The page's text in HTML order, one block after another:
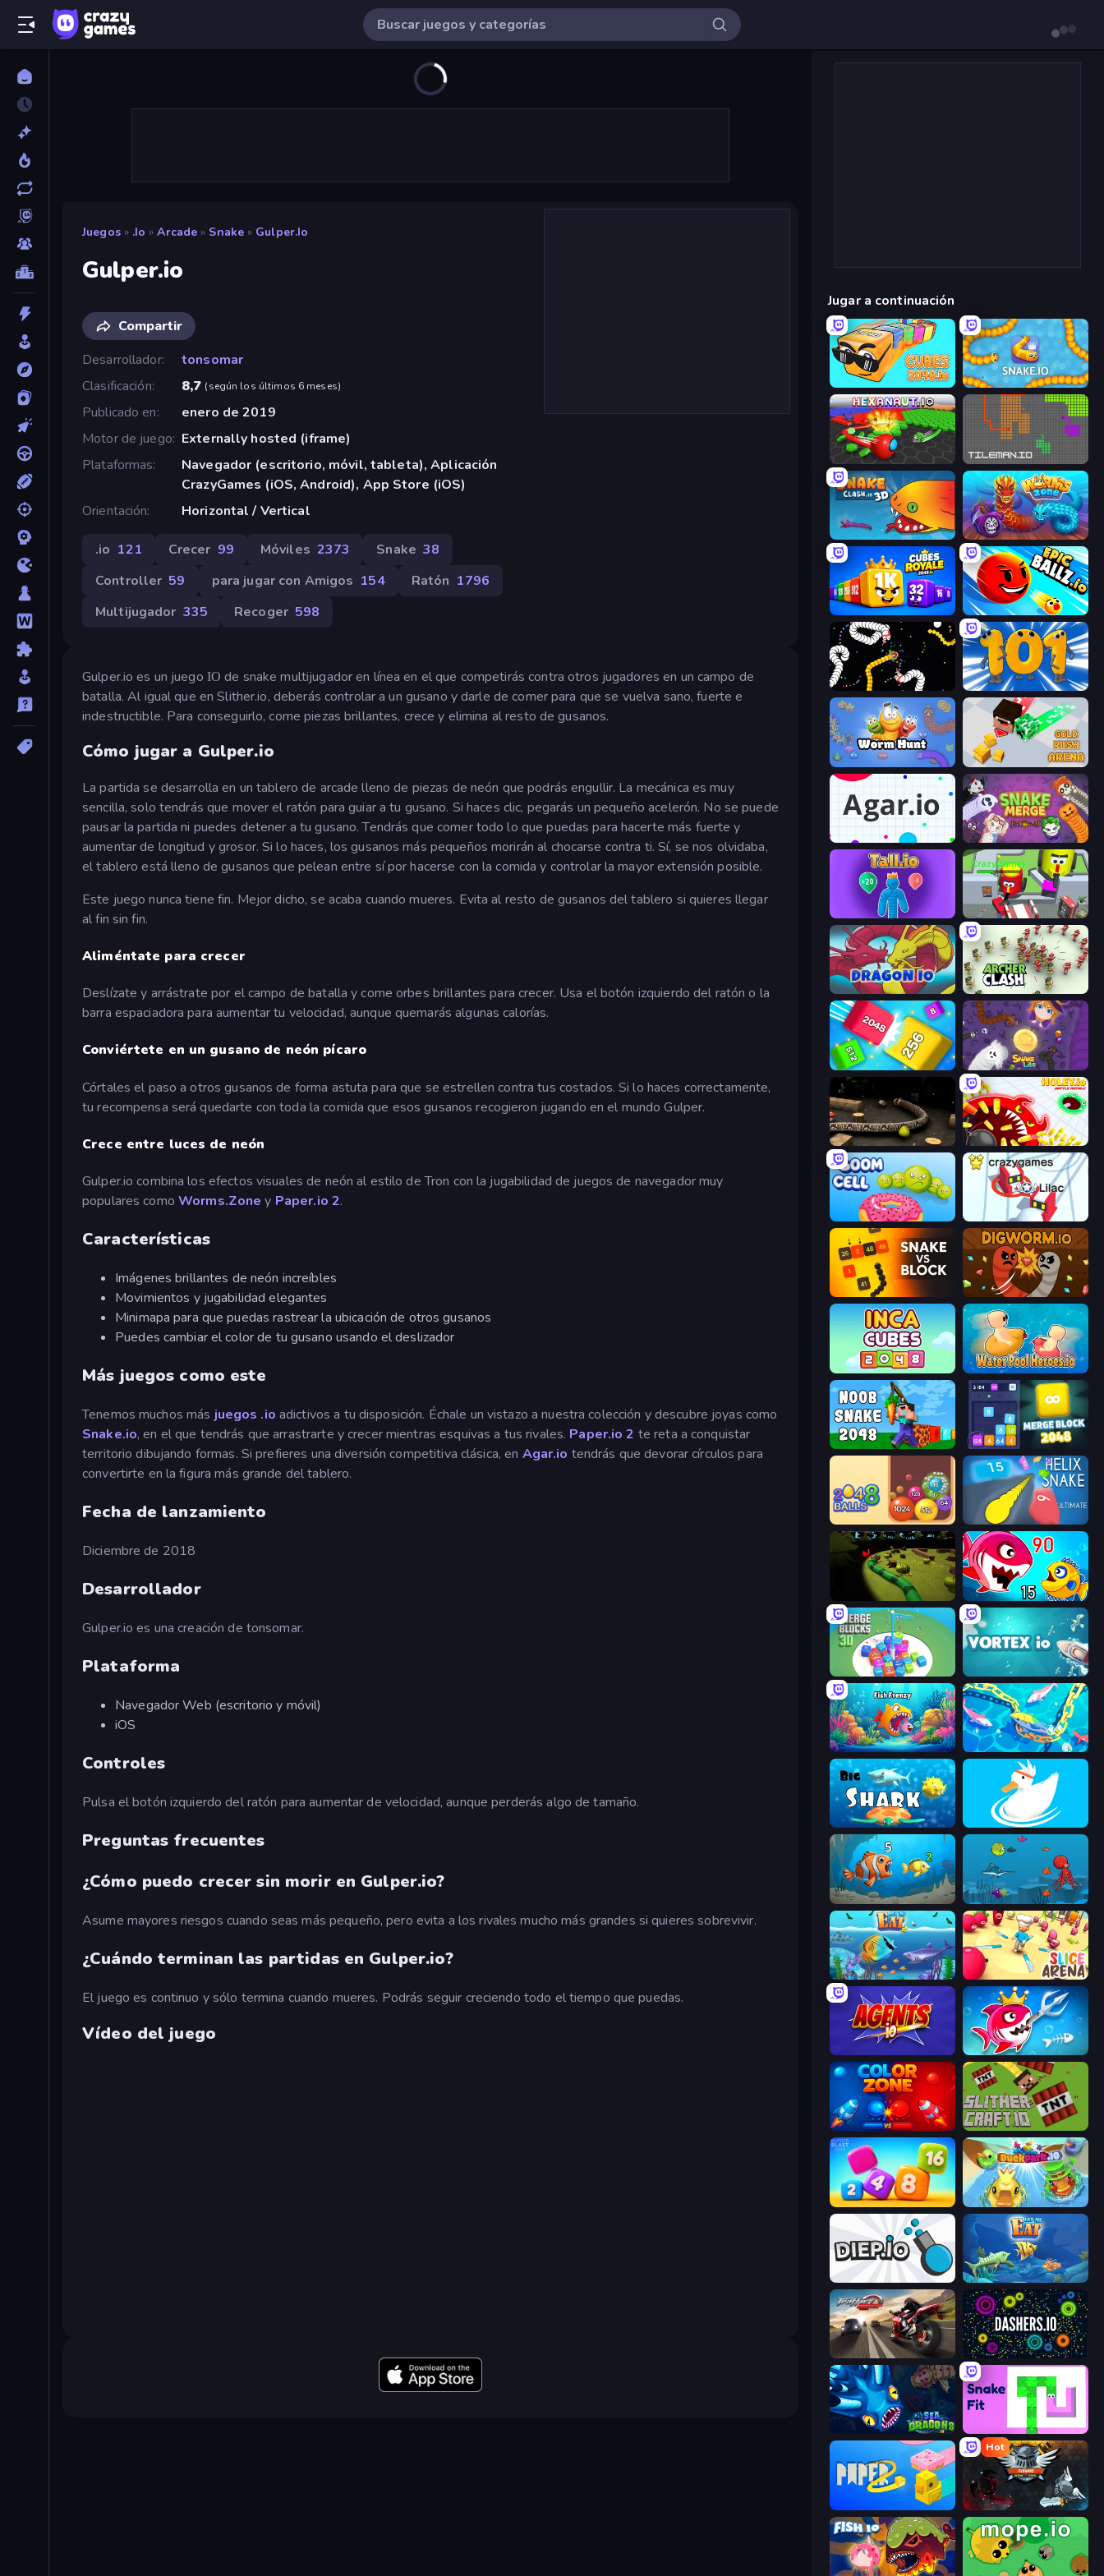
Juegos » .io » Arcade » Snake » Gulper.io
Gulper.io
Compartir
Desarrollador
tonsomar
Clasificación
8,7 (según los últimos 6 meses)
Publicado en
enero de 2019
Motor de juego Externally hosted (iframe)
Plataformas
Navegador (escritorio, móvil, tableta), Aplicación
CrazyGames (iOS, Android), App Store (iOS)
Orientación
Horizontal / Vertical
.io 121 Crecer 99 Móviles 2373 Snake 38
Controller 59 para jugar con Amigos 154 Ratón 1796
Multijugador 335 Recoger 598
Gulper.io es un juego ΙΟ de snake multijugador en línea en el que competirás contra otros jugadores en un campo de
batalla. Al igual que en Slither.io, deberás controlar a un gusano y darle de comer para que se vuelva sano, fuerte e
indestructible. Para conseguirlo, come piezas brillantes, crece y elimina al resto de gusanos.
Cómo jugar a Gulper.io
La partida se desarrolla en un tablero de arcade lleno de piezas de neón que podrás engullir. La mecánica es muy
sencilla, solo tendrás que mover el ratón para guiar a tu gusano. Si haces clic, pegarás un pequeño acelerón. No se puede
pausar la partida ni puedes detener a tu gusano. Tendrás que comer todo lo que puedas para hacerte más fuerte y
aumentar de longitud y grosor. Si lo haces, los gusanos más pequeños morirán al chocarse contra ti. Sí, se nos olvidaba,
el tablero está lleno de gusanos que pelean entre sí por hacerse con la comida y controlar la mayor extensión posible.
Este juego nunca tiene fin. Mejor dicho, se acaba cuando mueres. Evita al resto de gusanos del tablero si quieres llegar
al fin sin fin.
Aliméntate para crecer
Deslízate y arrástrate por el campo de batalla y come orbes brillantes para crecer. Usa el botón izquierdo del ratón o la
barra espaciadora para aumentar tu velocidad, aunque quemarás algunas calorías.
Conviértete en un gusano de neón pícaro
Córtales el paso a otros gusanos de forma astuta para que se estrellen contra tus costados. Si lo haces correctamente,
tu recompensa será quedarte con toda la comida que esos gusanos recogieron jugando en el mundo Gulper.
Crece entre luces de neón
Gulper.io combina los efectos visuales de neón al estilo de Tron con la jugabilidad de juegos de navegador muy
populares como Worms.Zone y Paper.io 2.
Características
Imágenes brillantes de neón increíbles
Movimientos y jugabilidad elegantes
Minimapa para que puedas rastrear la ubicación de otros gusanos
Puedes cambiar el color de tu gusano usando el deslizador
Más juegos como este
Tenemos muchos más juegos .io adictivos a tu disposición. Échale un vistazo a nuestra colección y descubre joyas como
Snake.io, en el que tendrás que arrastrarte y crecer mientras esquivas a tus rivales. Paper.io 2 te reta a conquistar
territorio dibujando formas. Si prefieres una diversión competitiva clásica, en Agar.io tendrás que devorar círculos para
convertirte en la figura más grande del tablero.
Fecha de lanzamiento
Diciembre de 2018
Desarrollador
Gulper.io es una creación de tonsomar.
Plataforma
Navegador Web (escritorio y móvil)
iOS
Controles
Pulsa el botón izquierdo del ratón para aumentar de velocidad, aunque perderás algo de tamaño.
Preguntas frecuentes
¿Cómo puedo crecer sin morir en Gulper.io?
Asume mayores riesgos cuando seas más pequeño, pero evita a los rivales mucho más grandes si quieres sobrevivir.
¿Cuándo terminan las partidas en Gulper.io?
El juego es continuo y sólo termina cuando mueres. Podrás seguir creciendo todo el tiempo que puedas.
Vídeo del juego
Jugar a continuación
Cubes 2048.io Snake.io
Hexanaut.io TileMan.io
Snake Clash.io Worms.Zone
Cubes 2048 Royale EpicBallz.io
Worms.io Numbers Arena
Worm Hunt Gold Rush Arena
Agar.io Snake Merge: Idle & io Zone
Tall.io CleanUp.IO
Dragon.io Archer Clash
Qube 2048 Snake Lite
Snake 3D Holey.io Battle Royale
Boom Cell Snowball.io
Snake VS Block Digworm.io
Inca Cubes 2048 Water Pool Heroes.io
Noob Snake 2048 Merge Block 2048
Crazy 2048 Balls Helix Snake
Axy Snake 3D Fish Eat Getting Big
Merge Blocks 3D Vortex.io
Fish Frenzy Deep Sea Duel
Big Shark Ducklings
Hungry Ocean: Eat, Feed and Grow Fish Fish Eat Fishes
Let Me Eat 2: Feeding Madness Slice Arena
Fish Stab Getting Big
Color Zone SlitherCraft.io
Number Blast 2048 DuckPark.io
Diep.io Let Me Eat: Big Fish Eat Smaller
Traffic Rider Dashers.io
SeaDragons.io Snake Fit
Hot
EvoWars.io